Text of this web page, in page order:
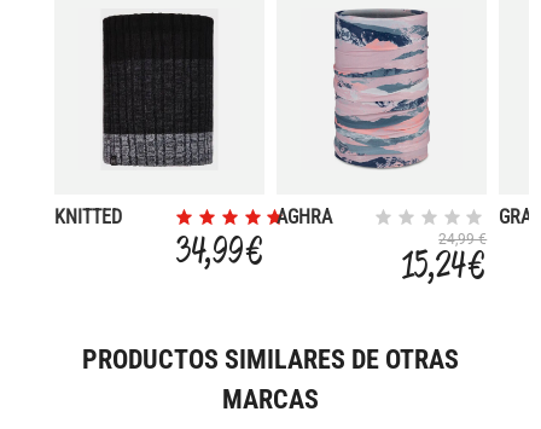
KNITTED
34,99 €
AGHRA
24,99 €
15,24 €
PRODUCTOS SIMILARES DE OTRAS
MARCAS